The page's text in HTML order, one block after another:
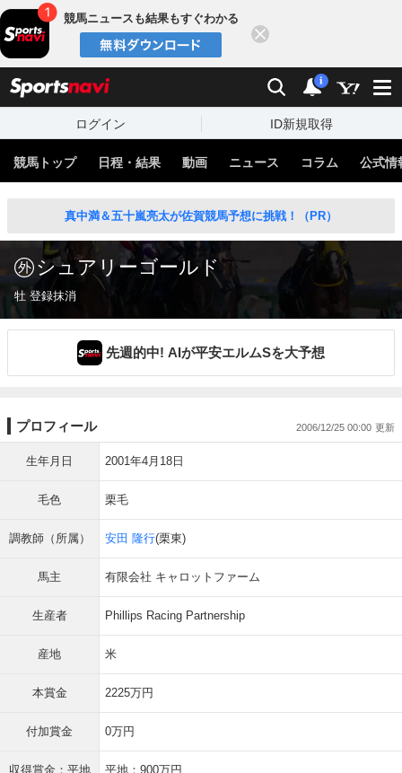
競馬ニュースも結果もすぐわかる
検索 通知
i
ログイン ID新規取得
競馬トップ 日程・結果 動画 ニュース コラム 公式情
真中満＆五十嵐亮太が佐賀競馬予想に挑戦！（PR）
シュアリーゴールド
牡 登録抹消
先週的中! AIが平安エルムSを大予想
プロフィール 2006/12/25 00:00
生年月日 2001年4月18日
毛色 栗毛
調教師（所属） 安田 隆行(栗東)
馬主 有限会社 キャロットファーム
生産者 Phillips Racing Partnership
産地 米
本賞金 2225万円
付加賞金 0万円
収得賞金：平地 平地：900万円